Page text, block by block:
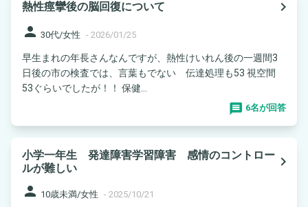
熱性痙攣後の脳回復について
navigate_next
person 30代/女性 - 2026/01/25
早生まれの年長さんなんですが、熱性けいれん後の一週間3
日後の市の検査では、言葉もでない 伝達処理も53 視空間
53ぐらいでしたが！！ 保健...
6名が回答
小学一年生 発達障害学習障害 感情のコントロー
ルが難しい
navigate_next
person 10歳未満/女性 - 2025/10/21